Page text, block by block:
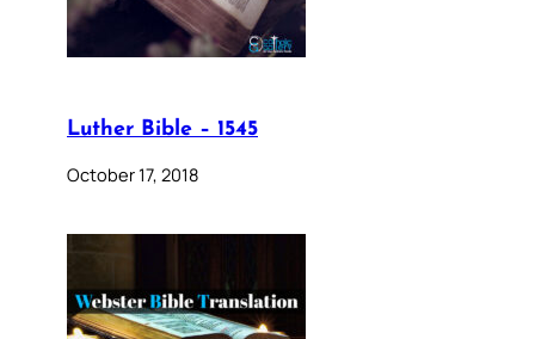
Luther Bible – 1545
October 17, 2018